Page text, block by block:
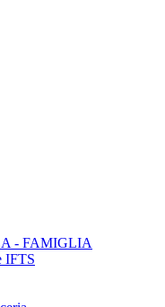
- FAMIGLIA
IFTS